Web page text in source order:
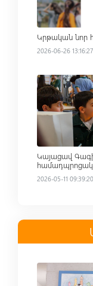
Կրթական նոր
2026-06-26 13:16:27
Read more
Կայացավ
2026-05-11 09:39:20
Read more